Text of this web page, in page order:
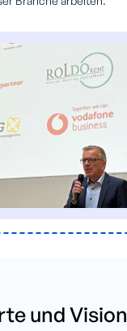
und Vision